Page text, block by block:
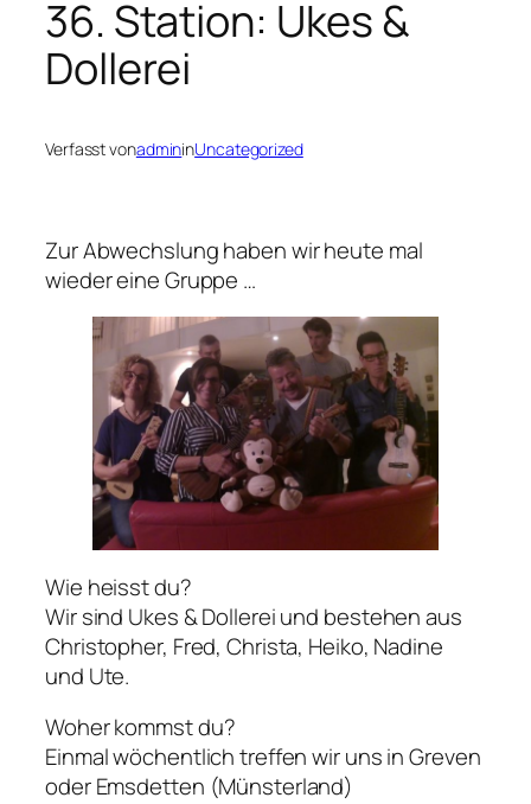
36. Station: Ukes &
Dollerei
Verfasst vonadmininUncategorized
Zur Abwechslung haben wir heute mal
wieder eine Gruppe …
Wie heisst du?
Wir sind Ukes & Dollerei und bestehen aus
Christopher, Fred, Christa, Heiko, Nadine
und Ute.
Woher kommst du?
Einmal wöchentlich treffen wir uns in Greven
oder Emsdetten (Münsterland)